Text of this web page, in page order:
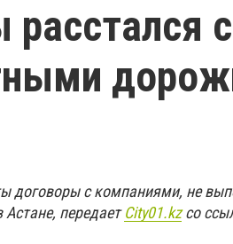
с
договоры с компаниями, не
Астане, передаетСity01.kzcо